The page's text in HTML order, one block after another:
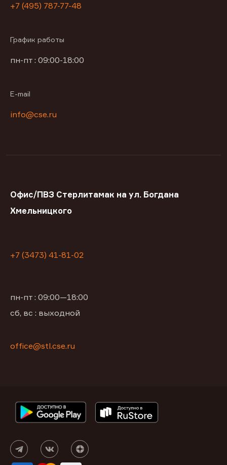
+7 (495) 787-77-48
График работы
пн-пт : 09:00-18:00
E-mail
info@cse.ru
Офис/ПВЗ Стерлитамак на ул. Богдана
Хмельницкого
+7 (3473) 41-81-02
пн-пт : 09:00—18:00
сб, вс : выходной
office@stl.cse.ru